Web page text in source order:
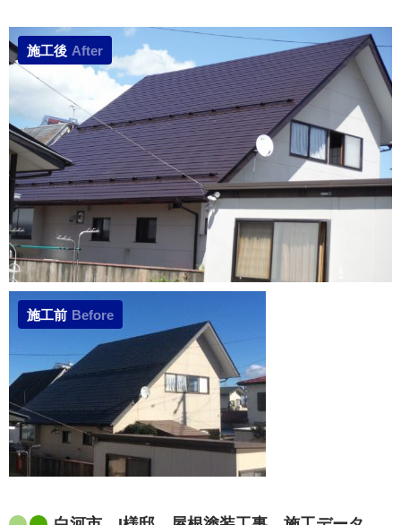
施工後 After
施工前 Before